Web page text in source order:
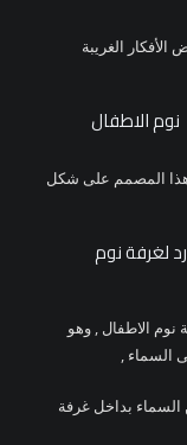
الغريبة
الاطفال
هذا المصمم على شكل
لغرفة نوم
الاطفال , وهو
,
السماء بداخل غرفة